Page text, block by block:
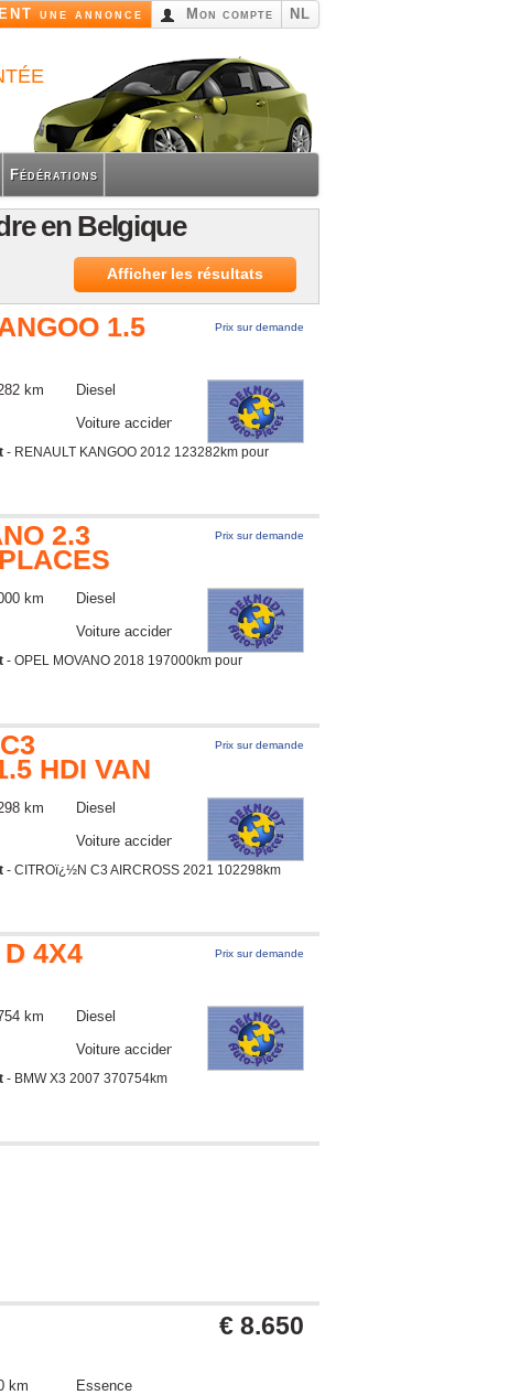
une annonce Mon compte NL
Fédérations
en Belgique
Afficher les résultats
1.5
Prix sur demande
km
Diesel
Voiture accidentée
- RENAULT KANGOO 2012 123282km pour
2.3
Prix sur demande
km
Diesel
Voiture accidentée
- OPEL MOVANO 2018 197000km pour
HDI VAN
Prix sur demande
km
Diesel
Voiture accidentée
- CITROï¿½N C3 AIRCROSS 2021 102298km
4X4 Prix sur demande
km
Diesel
Voiture accidentée
- BMW X3 2007 370754km
€ 8.650
km
Essence